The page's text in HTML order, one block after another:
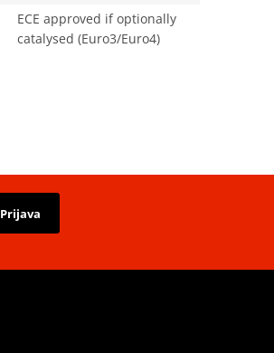
ECE approved if optionally
catalysed (Euro3/Euro4)
Prijava